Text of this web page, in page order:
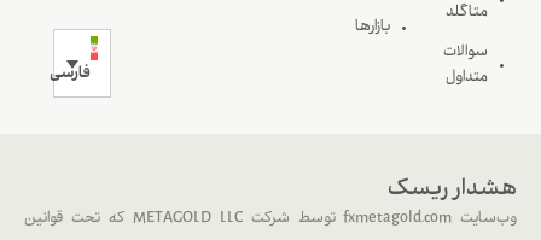
متاگلد
سوالات
متداول
بازارها
فارسی
هشدار ریسک
وب‌سایت fxmetagold.com توسط شرکت METAGOLD LLC که تحت قوانین